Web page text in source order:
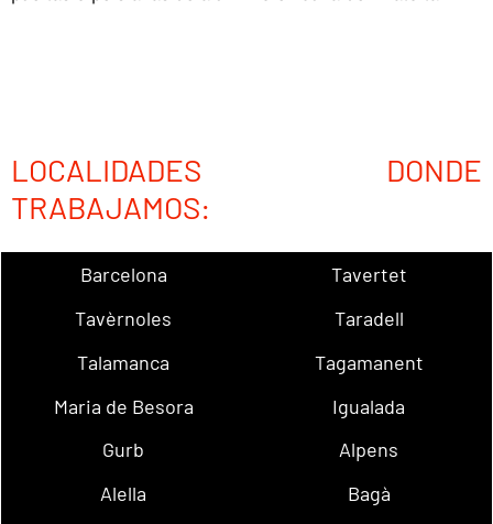
LOCALIDADES DONDE
TRABAJAMOS:
Barcelona
Tavertet
Tavèrnoles
Taradell
Talamanca
Tagamanent
Maria de Besora
Igualada
Gurb
Alpens
Alella
Bagà